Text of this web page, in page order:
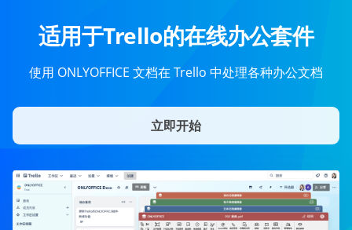
适用于Trello的在线办公套件
使用 ONLYOFFICE 文档在 Trello 中处理各种办公文档
立即开始